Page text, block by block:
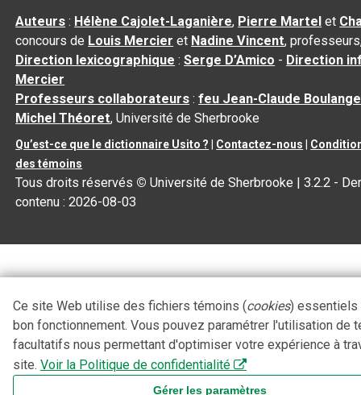
Auteurs : Hélène Cajolet-Laganière, Pierre Martel et
concours de Louis Mercier et Nadine Vincent,
Direction lexicographique :Serge D’Amico - Direction
Mercier
Professeurs collaborateurs :feu Jean-Claude
Michel Théoret, Université de Sherbrooke
Qu’est-ce que le dictionnaire Usito ? Contactez-nous
des témoins
Tous droits réservés © Université de Sherbrooke |3.2.2 -
contenu :2026-08-03
Ce site Web utilise des fichiers témoins (cookies) essentiels
bon fonctionnement. Vous pouvez paramétrer l'utilisation de
facultatifs nous permettant d'optimiser votre expérience à
site. Voir la Politique de confidentialité
Gérer les paramètres